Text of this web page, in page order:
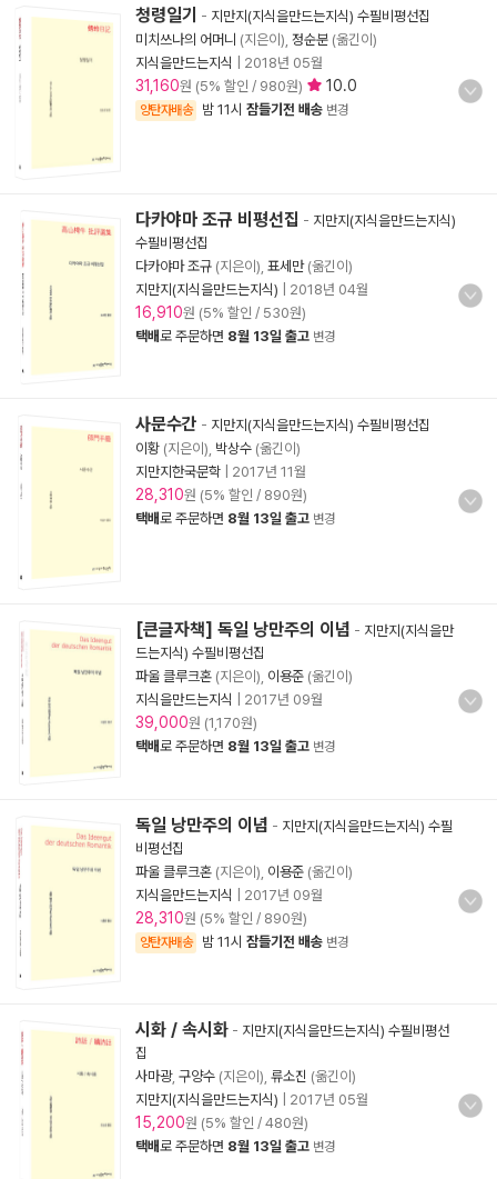
청령일기 - 지만지(지식을만드는지식) 수필비평선집
미치쓰나의 어머니 (지은이), 정순분 (옮긴이)
지식을만드는지식
2018년 05월
31,160원 (5% 할인 / 980원) 10.0
양탄자배송 밤 11시 잠들기전 배송 변경
다카야마 조규 비평선집 - 지만지(지식을만드는지식)
수필비평선집
다카야마 조규 (지은이), 표세만(옮긴이)
지만지(지식을만드는지식)
2018년 04월
16,910원 (5% 할인 / 530원)
택배로 주문하면 8월 13일 출고 변경
사문수간 - 지만지(지식을만드는지식) 수필비평선집
이황 (지은이), 박상수 (옮긴이)
지만지한국문학
2017년 11월
28,310원 (5% 할인 / 890원)
택배로 주문하면 8월 13일 출고 변경
[큰글자책] 독일 낭만주의 이념 - 지만지(지식을만
드는지식) 수필비평선집
파울 클루크혼 (지은이), 이용준 (옮긴이)
지식을만드는지식
2017년 09월
39,000원 (1,170원)
택배로 주문하면 8월 13일 출고 변경
독일 낭만주의 이념 - 지만지(지식을만드는지식) 수필
비평선집
파울 클루크혼 (지은이), 이용준 (옮긴이)
지식을만드는지식
2017년 09월
28,310원 (5% 할인 / 890원)
양탄자배송 밤 11시 잠들기전 배송 변경
시화 / 속시화 - 지만지(지식을만드는지식) 수필비평선
집
사마광, 구양수 (지은이), 류소진 (옮긴이)
지만지(지식을만드는지식)
2017년 05월
15,200원 (5% 할인 / 480원)
택배로 주문하면 8월 13일 출고 변경